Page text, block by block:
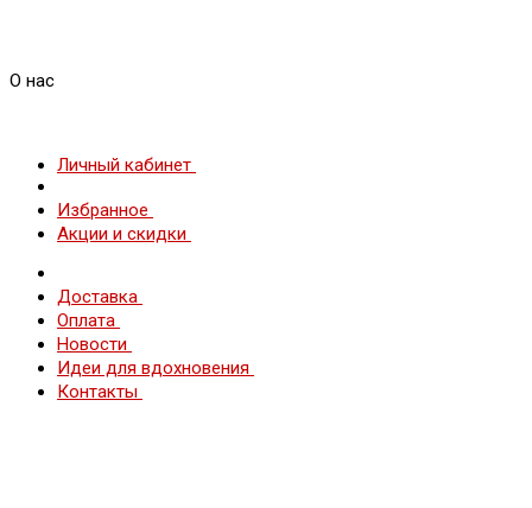
О нас
Личный кабинет
Избранное
Акции и скидки
Доставка
Оплата
Новости
Идеи для вдохновения
Контакты